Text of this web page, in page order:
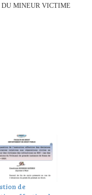
MINEUR VICTIME
de